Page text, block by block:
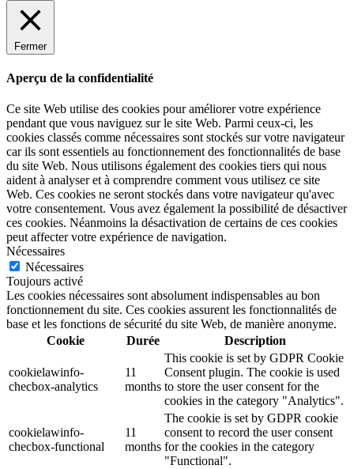
Fermer
Aperçu de la confidentialité
Ce site Web utilise des cookies pour améliorer votre expérience
pendant que vous naviguez sur le site Web. Parmi ceux-ci, les
cookies classés comme nécessaires sont stockés sur votre navigateur
car ils sont essentiels au fonctionnement des fonctionnalités de base
du site Web. Nous utilisons également des cookies tiers qui nous
aident à analyser et à comprendre comment vous utilisez ce site
Web. Ces cookies ne seront stockés dans votre navigateur qu'avec
votre consentement. Vous avez également la possibilité de désactiver
ces cookies. Néanmoins la désactivation de certains de ces cookies
peut affecter votre expérience de navigation.
Nécessaires
Nécessaires
Toujours activé
Les cookies nécessaires sont absolument indispensables au bon
fonctionnement du site. Ces cookies assurent les fonctionnalités de
base et les fonctions de sécurité du site Web, de manière anonyme.
Cookie
Durée Description
cookielawinfo-
checbox-analytics
11
months
This cookie is set by GDPR Cookie
Consent plugin. The cookie is used
to store the user consent for the
cookies in the category "Analytics".
cookielawinfo-
checbox-functional
11
months
The cookie is set by GDPR cookie
consent to record the user consent
for the cookies in the category
"Functional".